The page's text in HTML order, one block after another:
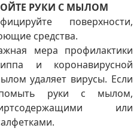
РУКИ С МЫЛОМ
поверхности,
средства.
мера профилактики
и коронавирусной
удаляет вирусы. Если
руки с мылом,
или